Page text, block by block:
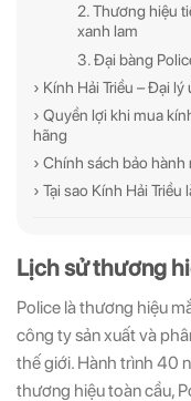
2. Thương hiệu
xanh lam
3. Đại bàng
› Kính Hải Triều – Đại
› Quyền lợi khi mua
hãng
› Chính sách bảo hành
› Tại sao Kính Hải
Lịch sử thương
Police là thương hiệu
công ty sản xuất và
thế giới. Hành trình 40
thương hiệu toàn cầu,